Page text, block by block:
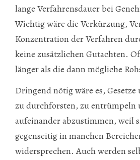
lange Verfahrensdauer bei
Wichtig wäre die Verkürzung,
Konzentration der Verfahren
keine zusätzlichen Gutachten.
länger als die dann mögliche
Dringend nötig wäre es,
zu durchforsten, zu entrümpeln
aufeinander abzustimmen, weil
gegenseitig in manchen
widersprechen. Auch werden